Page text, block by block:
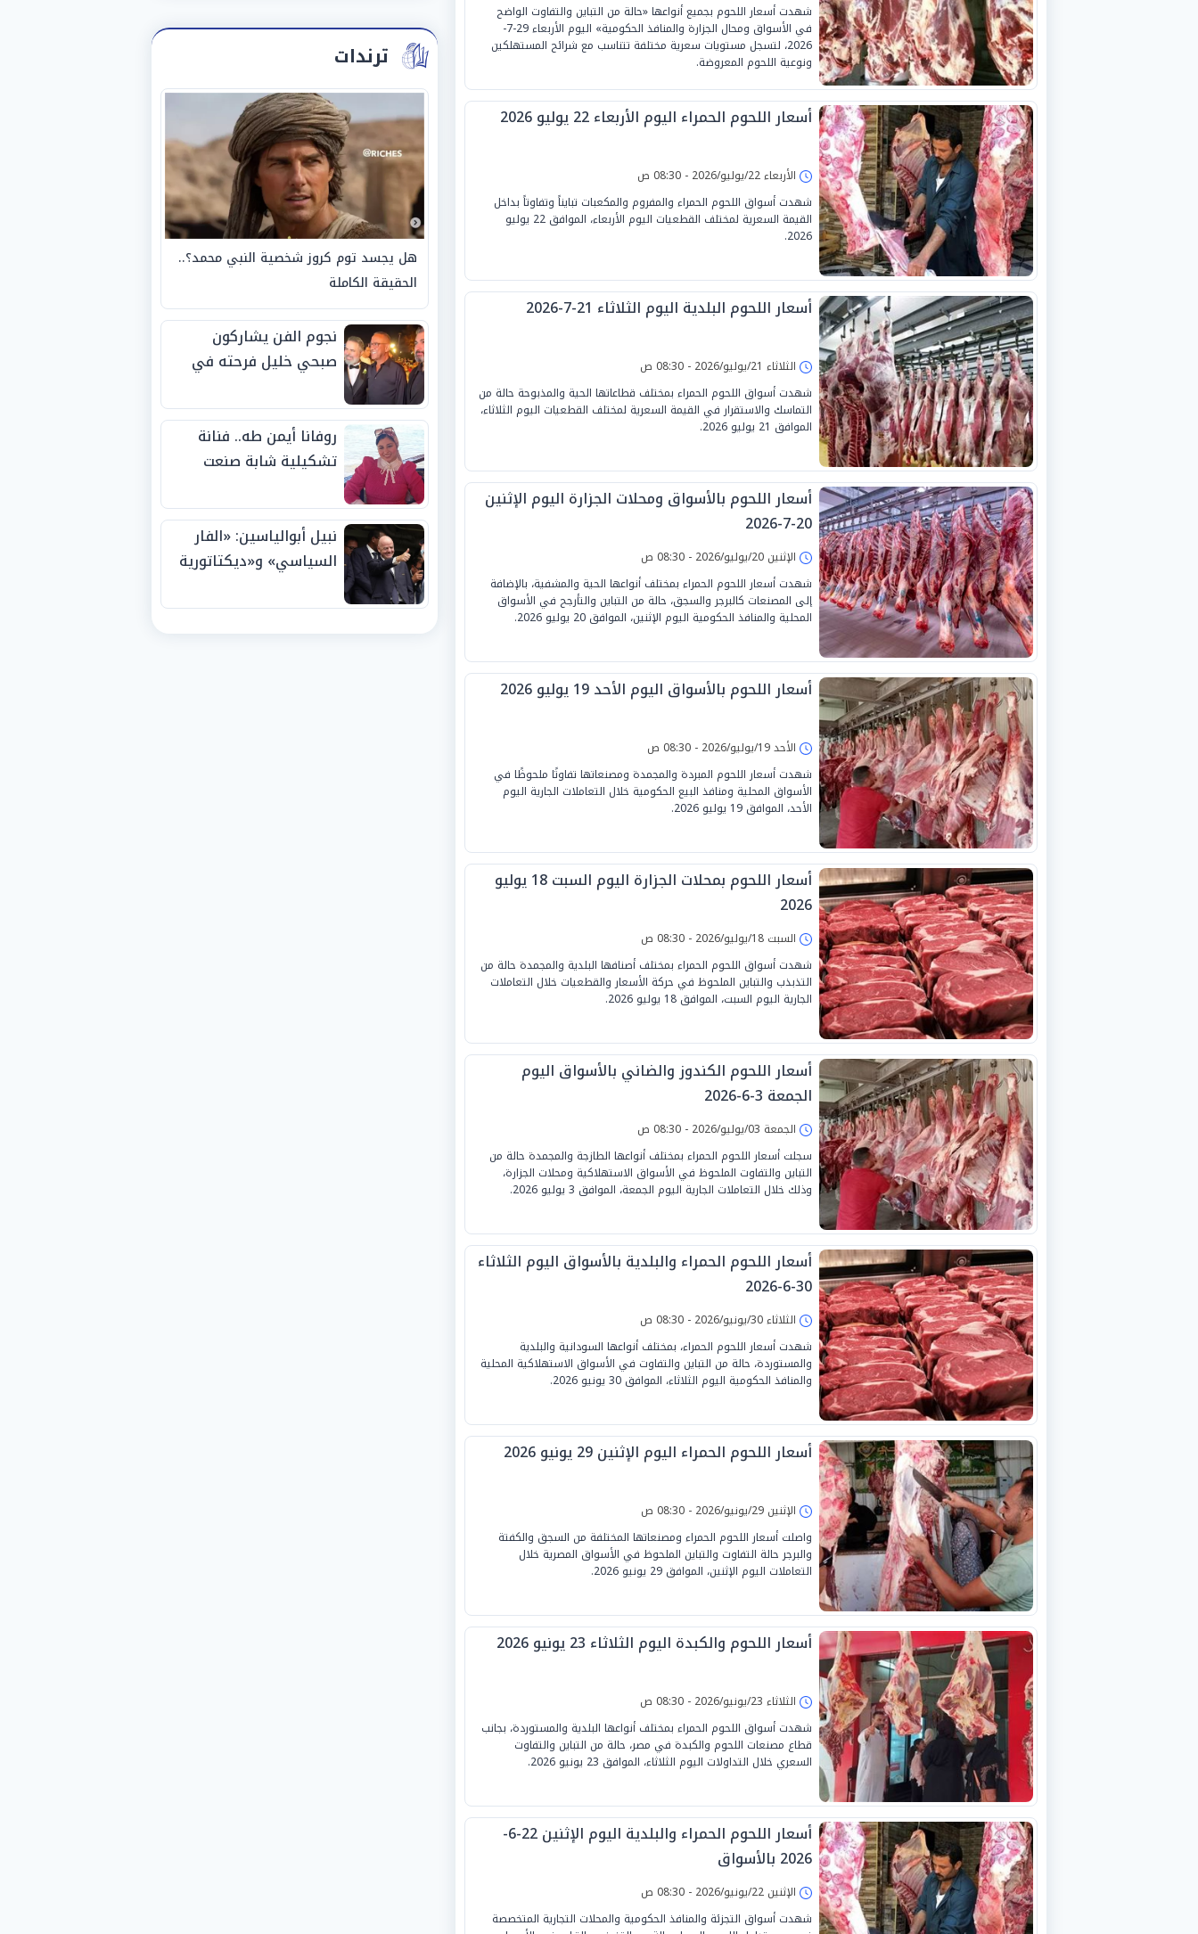
شهدت أسعار اللحوم بجميع أنواعها «حالة من التباين والتفاوت الواضح
في الأسواق ومحال الجزارة والمنافذ الحكومية» اليوم الأربعاء 29-7-
2026، لتسجل مستويات سعرية مختلفة تتناسب مع شرائح المستهلكين
ونوعية اللحوم المعروضة.
أسعار اللحوم الحمراء اليوم الأربعاء 22 يوليو 2026
الأربعاء 22/يوليو/2026 - 08:30 ص
شهدت أسواق اللحوم الحمراء والمفروم والمكعبات تبايناً وتفاوتاً بداخل
القيمة السعرية لمختلف القطعيات اليوم الأربعاء، الموافق 22 يوليو
2026.
أسعار اللحوم البلدية اليوم الثلاثاء 21-7-2026
الثلاثاء 21/يوليو/2026 - 08:30 ص
شهدت أسواق اللحوم الحمراء بمختلف قطاعاتها الحية والمذبوحة حالة من
التماسك والاستقرار في القيمة السعرية لمختلف القطعيات اليوم الثلاثاء،
الموافق 21 يوليو 2026.
أسعار اللحوم بالأسواق ومحلات الجزارة اليوم الإثنين
20-7-2026
الإثنين 20/يوليو/2026 - 08:30 ص
شهدت أسعار اللحوم الحمراء بمختلف أنواعها الحية والمشفية، بالإضافة
إلى المصنعات كالبرجر والسجق، حالة من التباين والتأرجح في الأسواق
المحلية والمنافذ الحكومية اليوم الإثنين، الموافق 20 يوليو 2026.
أسعار اللحوم بالأسواق اليوم الأحد 19 يوليو 2026
الأحد 19/يوليو/2026 - 08:30 ص
شهدت أسعار اللحوم المبردة والمجمدة ومصنعاتها تفاوتًا ملحوظًا في
الأسواق المحلية ومنافذ البيع الحكومية خلال التعاملات الجارية اليوم
الأحد، الموافق 19 يوليو 2026.
أسعار اللحوم بمحلات الجزارة اليوم السبت 18 يوليو
2026
السبت 18/يوليو/2026 - 08:30 ص
شهدت أسواق اللحوم الحمراء بمختلف أصنافها البلدية والمجمدة حالة من
التذبذب والتباين الملحوظ في حركة الأسعار والقطعيات خلال التعاملات
الجارية اليوم السبت، الموافق 18 يوليو 2026.
أسعار اللحوم الكندوز والضاني بالأسواق اليوم
الجمعة 3-6-2026
الجمعة 03/يوليو/2026 - 08:30 ص
سجلت أسعار اللحوم الحمراء بمختلف أنواعها الطازجة والمجمدة حالة من
التباين والتفاوت الملحوظ في الأسواق الاستهلاكية ومحلات الجزارة،
وذلك خلال التعاملات الجارية اليوم الجمعة، الموافق 3 يوليو 2026.
أسعار اللحوم الحمراء والبلدية بالأسواق اليوم الثلاثاء
30-6-2026
الثلاثاء 30/يونيو/2026 - 08:30 ص
شهدت أسعار اللحوم الحمراء، بمختلف أنواعها السودانية والبلدية
والمستوردة، حالة من التباين والتفاوت في الأسواق الاستهلاكية المحلية
والمنافذ الحكومية اليوم الثلاثاء، الموافق 30 يونيو 2026.
أسعار اللحوم الحمراء اليوم الإثنين 29 يونيو 2026
الإثنين 29/يونيو/2026 - 08:30 ص
واصلت أسعار اللحوم الحمراء ومصنعاتها المختلفة من السجق والكفتة
والبرجر حالة التفاوت والتباين الملحوظ في الأسواق المصرية خلال
التعاملات اليوم الإثنين، الموافق 29 يونيو 2026.
أسعار اللحوم والكبدة اليوم الثلاثاء 23 يونيو 2026
الثلاثاء 23/يونيو/2026 - 08:30 ص
شهدت أسواق اللحوم الحمراء بمختلف أنواعها البلدية والمستوردة، بجانب
قطاع مصنعات اللحوم والكبدة في مصر، حالة من التباين والتفاوت
السعري خلال التداولات اليوم الثلاثاء، الموافق 23 يونيو 2026.
أسعار اللحوم الحمراء والبلدية اليوم الإثنين 22-6-
2026 بالأسواق
الإثنين 22/يونيو/2026 - 08:30 ص
شهدت أسواق التجزئة والمنافذ الحكومية والمحلات التجارية المتخصصة
ترندات
هل يجسد توم كروز شخصية النبي محمد؟..
الحقيقة الكاملة
نجوم الفن يشاركون
صبحي خليل فرحته في
روفانا أيمن طه.. فنانة
تشكيلية شابة صنعت
الجوائز منذ الصغر
نبيل أبوالياسين: «الفار
السياسي» و«ديكتاتورية
الفيفا».. وإقالة